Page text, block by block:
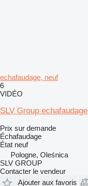
echafaudage, neuf
6
VIDÉO
SLV Group echafaudage
Prix sur demande
Échafaudage
État neuf
Pologne, Oleśnica
SLV GROUP
Contacter le vendeur
Ajouter aux favoris